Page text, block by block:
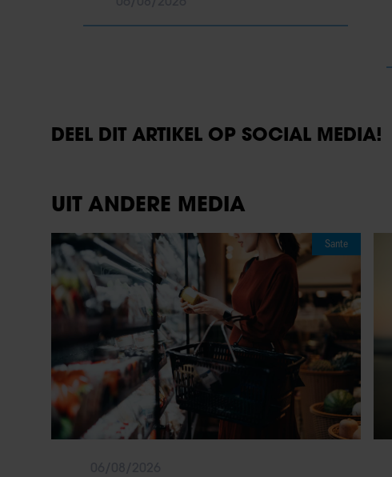
DEEL DIT ARTIKEL OP SOCIAL MEDIA!
UIT ANDERE MEDIA
Sante